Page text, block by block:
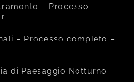
– Processo
– Processo completo –
di Paesaggio Notturno